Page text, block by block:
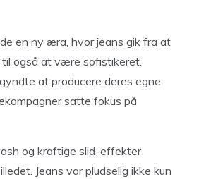
en ny æra, hvor jeans gik fra at
også at være sofistikeret.
at producere deres egne
satte fokus på
og kraftige slid-effekter
Jeans var pludselig ikke kun